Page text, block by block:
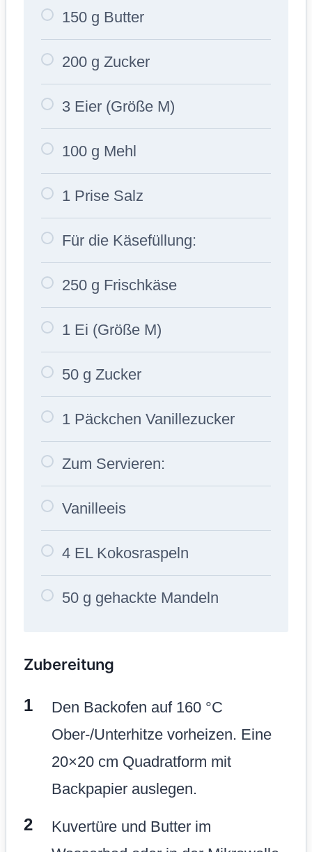
150 g Butter
200 g Zucker
3 Eier (Größe M)
100 g Mehl
1 Prise Salz
Für die Käsefüllung:
250 g Frischkäse
1 Ei (Größe M)
50 g Zucker
1 Päckchen Vanillezucker
Zum Servieren:
Vanilleeis
4 EL Kokosraspeln
50 g gehackte Mandeln
Zubereitung
Den Backofen auf 160 °C
Ober-/Unterhitze vorheizen. Eine
20×20 cm Quadratform mit
Backpapier auslegen.
Kuvertüre und Butter im